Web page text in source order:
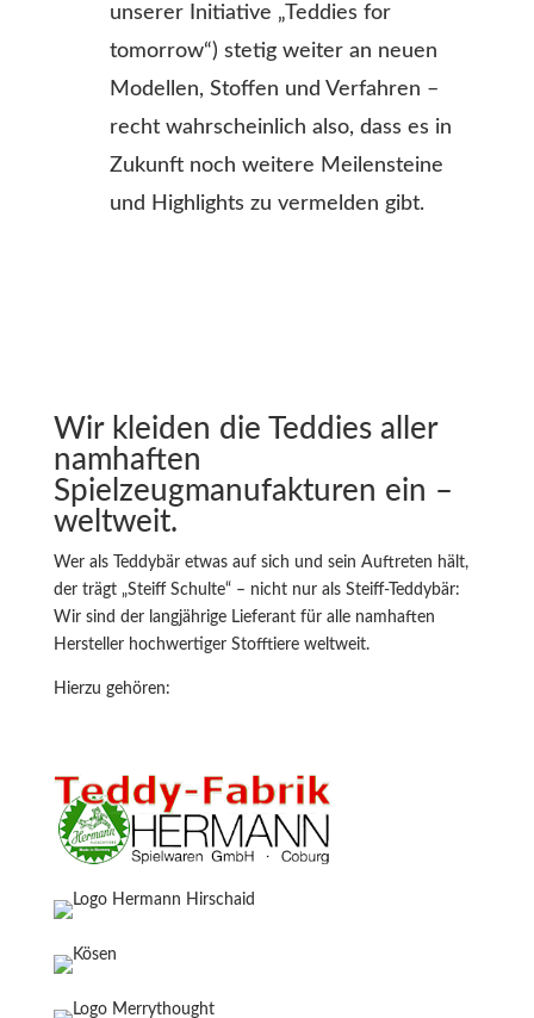
unserer Initiative „Teddies for
tomorrow“) stetig weiter an neuen
Modellen, Stoffen und Verfahren –
recht wahrscheinlich also, dass es in
Zukunft noch weitere Meilensteine
und Highlights zu vermelden gibt.
Wir kleiden die Teddies aller
namhaften
Spielzeugmanufakturen ein –
weltweit.
Wer als Teddybär etwas auf sich und sein Auftreten hält,
der trägt „Steiff Schulte“ – nicht nur als Steiff-Teddybär:
Wir sind der langjährige Lieferant für alle namhaften
Hersteller hochwertiger Stofftiere weltweit.
Hierzu gehören: